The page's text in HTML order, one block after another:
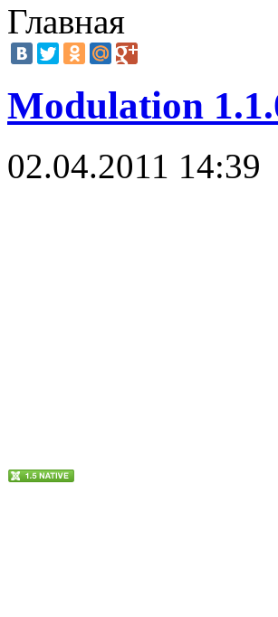
Главная
Modulation
02.04.2011 14:39